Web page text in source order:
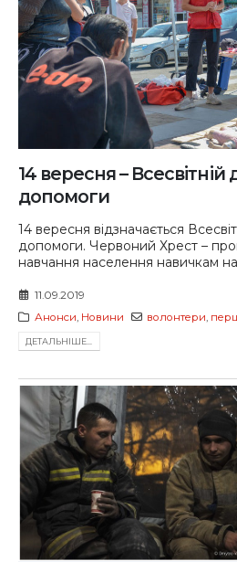
14 вересня –
допомоги
14 вересня відзначається
допомоги. Червоний Хрест –
навчання населення навичкам
11.09.2019
Анонси, Новини волонтери,
ДЕТАЛЬНIШЕ...